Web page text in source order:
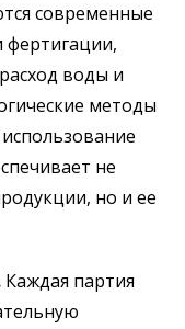
современные
фертигации,
воды и
методы
не
но и ее
Каждая партия